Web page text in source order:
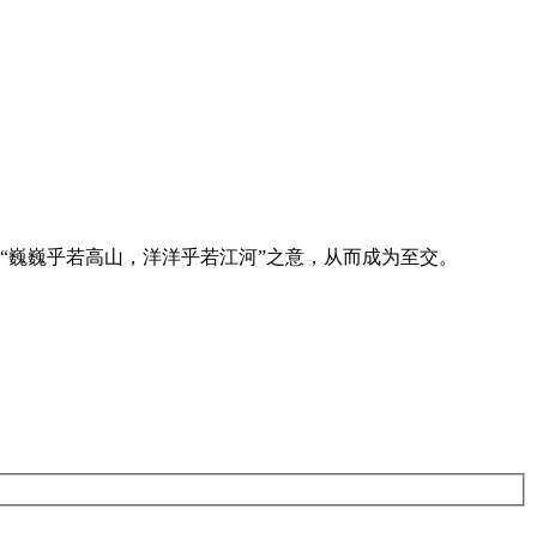
乎若高山，洋洋乎若江河”之意，从而成为至交。